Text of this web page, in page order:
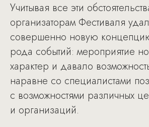
Учитывая все эти
организаторам Фестиваля
совершенно новую
рода событий: мероприятие
характер и давало
наравне со специалистами
с возможностями различных
и организаций.